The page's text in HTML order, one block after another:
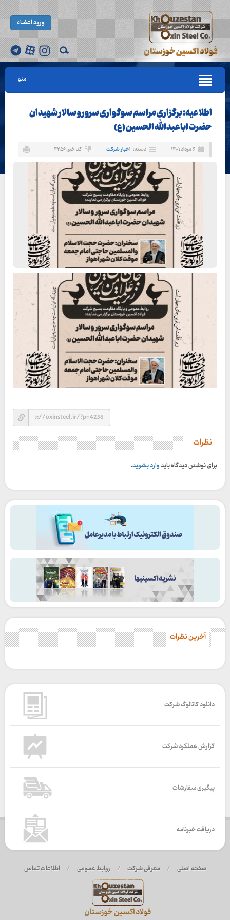
ورود اعضاء
منو
اطلاعیه: برگزاری مراسم سوگواری سرور و سالار شهیدان
حضرت اباعبدالله الحسین (ع)
۶ مرداد ۱۴۰۱ دسته: اخبار شرکت کد خبر: ۴۲۵۶
نظرات
برای نوشتن دیدگاه بایدوارد بشوید.
آخرین نظرات
دانلود کاتالوگ شرکت
گزارش عملکرد شرکت
پیگیری سفارشات
دریافت خبرنامه
صفحه اصلی / معرفی شرکت / روابط عمومی / اطلاعات تماس